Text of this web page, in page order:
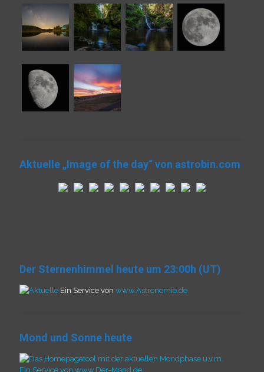
Aktuelle „Image of the day“ von astrobin.com
Der Sternenhimmel heute um 23:00h (UT)
Ein Service von www.Astronomie.de
Mond und Sonne heute
Ein Service von www.Der-Mond.de